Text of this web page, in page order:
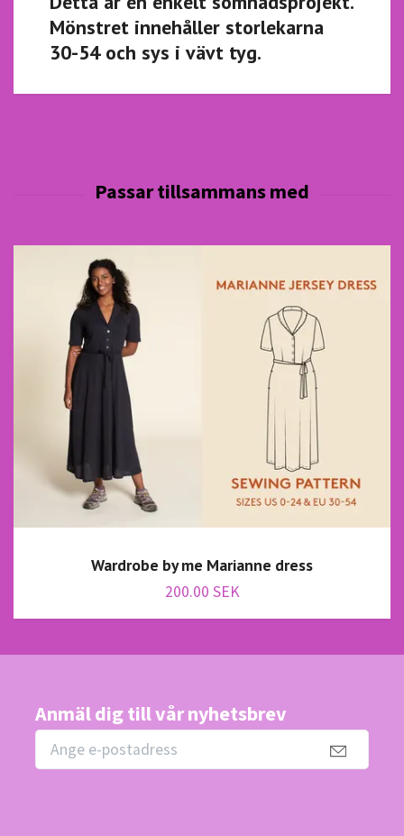
Mönstret innehåller storlekarna
30-54 och sys i vävt tyg.
Wardrobe by me Marianne dress
200.00 SEK
Anmäl dig till vår nyhetsbrev